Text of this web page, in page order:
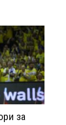
за